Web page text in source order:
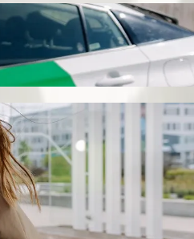
ovo putovanje će trajati oko 58